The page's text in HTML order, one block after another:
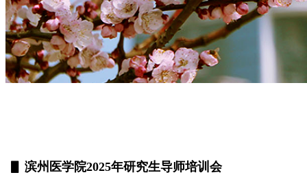
▋ 滨州医学院2025年研究生导师培训会